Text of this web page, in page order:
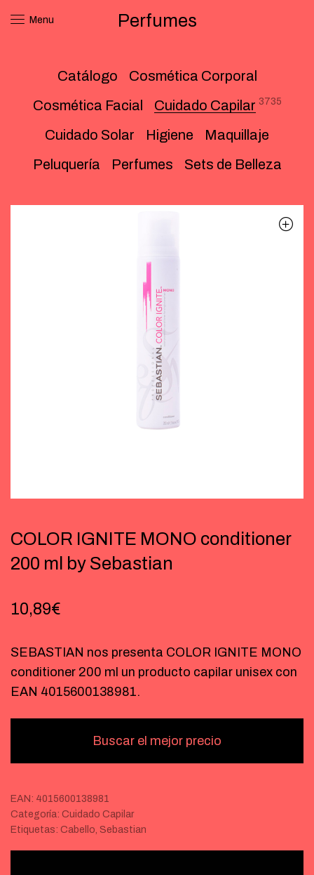
Menu Perfumes
Catálogo
Cosmética Corporal
Cosmética Facial
Cuidado Capilar 3735
Cuidado Solar Higiene
Maquillaje
Peluquería
Perfumes Sets de Belleza
COLOR IGNITE MONO conditioner
200 ml by Sebastian
10,89€
SEBASTIAN nos presenta COLOR IGNITE MONO
conditioner 200 ml un producto capilar unisex con
EAN 4015600138981.
Buscar el mejor precio
EAN: 4015600138981
Categoría: Cuidado Capilar
Etiquetas: Cabello, Sebastian